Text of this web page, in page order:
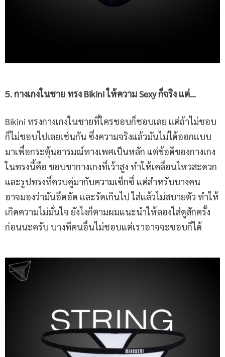
5. กางเกงในชาย ทรง Bikini ให้ความ Sexy ก็จริง แต่…
Bikini ทรงกางเกงในชายที่ใครชอบก็ชอบเลย แต่ถ้าไม่ชอบ
ก็ไม่ชอบไปเลยเช่นกัน ซึ่งความจริงแล้วมันไม่ได้ออกแบบ
มาเพื่อกระตุ้นอารมณ์ทางเพศเป็นหลัก แต่ข้อดีของกางเกง
ในทรงนี้คือ ขอบขากางเกงที่เว้าสูง ทำให้เคลื่อนไหวสะดวก
และรูปทรงที่ควบคู่มากับความเซ็กซี่ แต่สำหรับบางคน
อาจมองว่ามันอึดอัด และรัดเกินไป ใส่แล้วไม่สบายตัว ทำให้
เกิดความไม่มั่นใจ ยังไงก็ตามผมแนะนำให้ลองใส่ดูสักครั้ง
ก่อนนะครับ บางทีคนอื่นไม่ชอบแต่เราอาจจะชอบก็ได้